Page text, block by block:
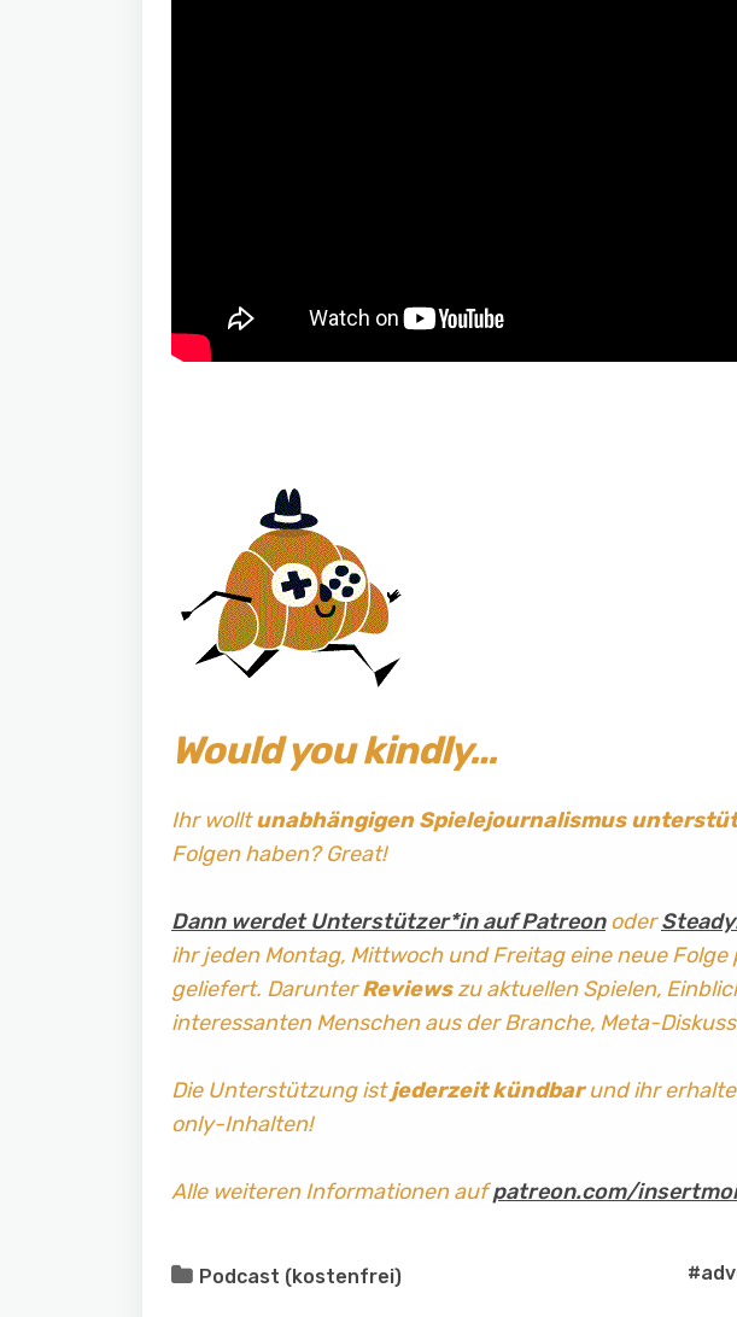
Would you kindly…
Ihr wolltunabhängigen Spielejournalismus
Folgen haben? Great!
Dann werdet Unterstützer*in auf Patreonoder
ihr jeden Montag, Mittwoch und Freitag eine neue
geliefert. DarunterReviewszu aktuellen Spielen,
interessanten Menschen aus der Branche, Meta-
Die Unterstützung istjederzeit kündbarund ihr
only-Inhalten!
Alle weiteren Informationen aufpatreon.com/
Podcast (kostenfrei)